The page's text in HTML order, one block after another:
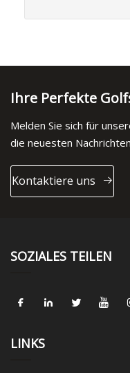
Ihre Perfekte
Melden Sie sich für
die neuesten
Kontaktiere uns
SOZIALES TEILEN
LINKS